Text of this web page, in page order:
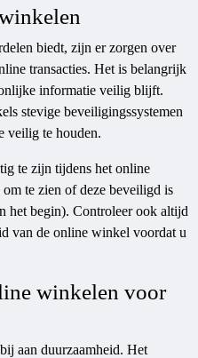
biedt, zijn er zorgen over
transacties. Het is belangrijk
informatie veilig blijft.
stevige beveiligingssystemen
veilig te houden.
te zijn tijdens het online
te zien of deze beveiligd is
het begin). Controleer ook altijd
van de online winkel voordat u
winkelen voor
aan duurzaamheid. Het